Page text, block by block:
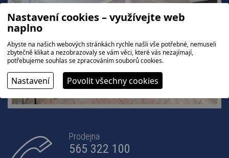
Prodejna
565 322 100
Nastavení cookies – využívejte web
naplno
Abyste na našich webových stránkách rychle našli vše potřebné, nemuseli
zbytečně klikat a nezobrazovaly se vám věci, které vás nezajímají,
potřebujeme souhlas se zpracováním souborů cookies.
Nastavení Povolit všechny cookies